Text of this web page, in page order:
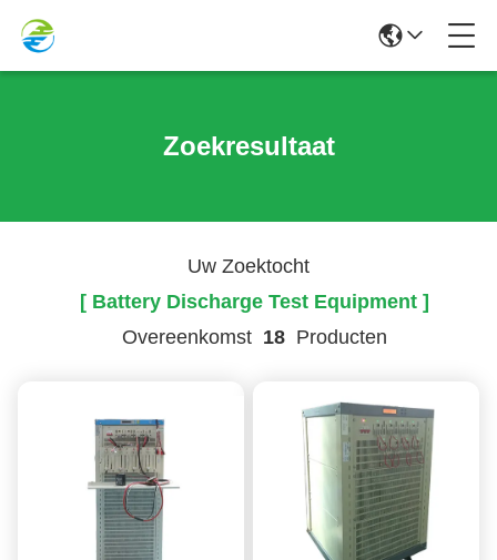
Zoekresultaat
Uw Zoektocht
[ Battery Discharge Test Equipment ]
Overeenkomst 18Producten